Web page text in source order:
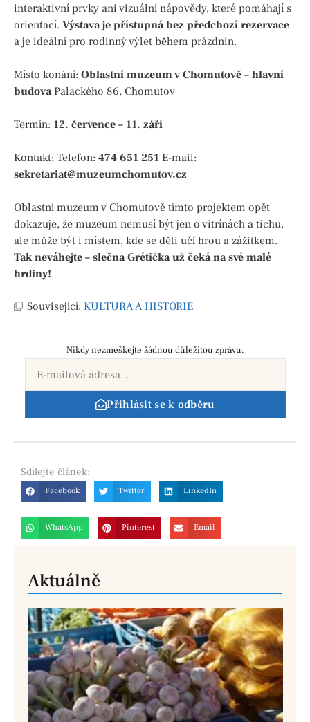
interaktivní prvky ani vizuální nápovědy, které pomáhají s
orientací. Výstava je přístupná bez předchozí rezervace
a je ideální pro rodinný výlet během prázdnin.
Místo konání: Oblastní muzeum v Chomutově – hlavní
budovaPalackého 86, Chomutov
Termín: 12. července – 11. září
Kontakt: Telefon: 474 651 251 E-mail:
sekretariat@muzeumchomutov.cz
Oblastní muzeum v Chomutově tímto projektem opět
dokazuje, že muzeum nemusí být jen o vitrínách a tichu,
ale může být i místem, kde se děti učí hrou a zážitkem.
Tak neváhejte – slečna Grétička už čeká na své malé
hrdiny!
Související: KULTURA A HISTORIE
Nikdy nezmeškejte žádnou důležitou zprávu.
Přihlásit se k odběru
Sdílejte článek:
Facebook Twitter LinkedIn
WhatsApp Pinterest Email
Aktuálně